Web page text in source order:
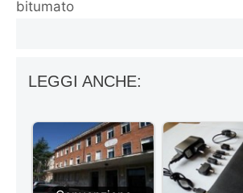
bitumato
LEGGI ANCHE: